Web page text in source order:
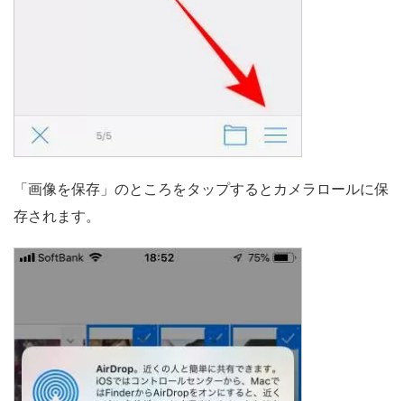
「画像を保存」のところをタップするとカメラロールに保
存されます。